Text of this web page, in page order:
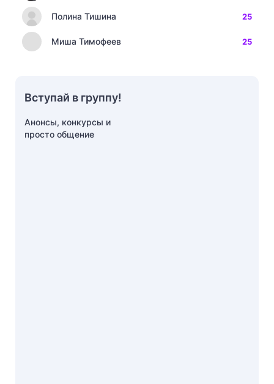
Полина Тишина 25
Миша Тимофеев 25
Вступай в группу!
Анонсы, конкурсы и
просто общение